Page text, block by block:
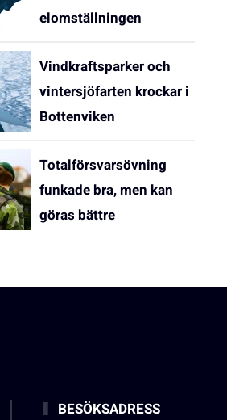
elomställningen
Vindkraftsparker och
vintersjöfarten krockar i
Bottenviken
Totalförsvarsövning
funkade bra, men kan
göras bättre
BESÖKSADRESS